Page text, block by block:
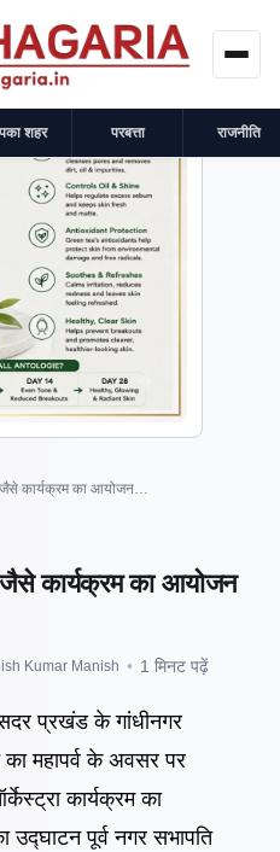
शहर परबत्ता राजनीति
×
जैसे कार्यक्रम का आयोजन…
जैसे कार्यक्रम का आयोजन
Kumar Manish • 1 मिनट पढ़ें
प्रखंड के गांधीनगर
महापर्व के अवसर पर
कार्यक्रम का
पूर्व नगर सभापति